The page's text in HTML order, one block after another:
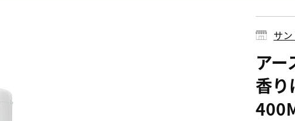
サ
アー
香り